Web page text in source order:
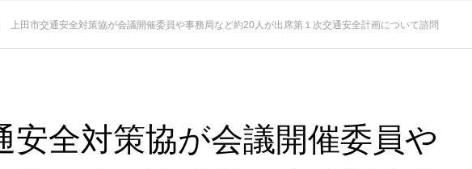
上田市交通安全対策協が会議開催委員や事務局など約20人が出席第１次交通安全計画について諮問
安全対策協が会議開催委員や